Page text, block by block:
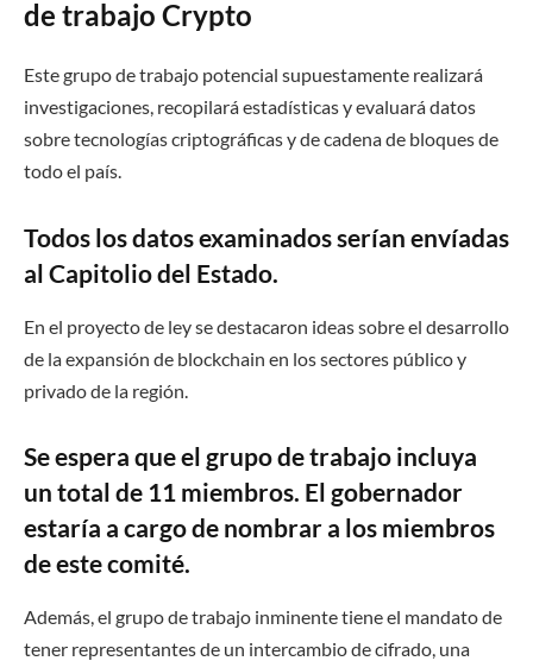
de trabajo Crypto
Este grupo de trabajo potencial supuestamente realizará
investigaciones, recopilará estadísticas y evaluará datos
sobre tecnologías criptográficas y de cadena de bloques de
todo el país.
Todos los datos examinados serían envíadas
al Capitolio del Estado.
En el proyecto de ley se destacaron ideas sobre el desarrollo
de la expansión de blockchain en los sectores público y
privado de la región.
Se espera que el grupo de trabajo incluya
un total de 11 miembros. El gobernador
estaría a cargo de nombrar a los miembros
de este comité.
Además, el grupo de trabajo inminente tiene el mandato de
tener representantes de un intercambio de cifrado, una